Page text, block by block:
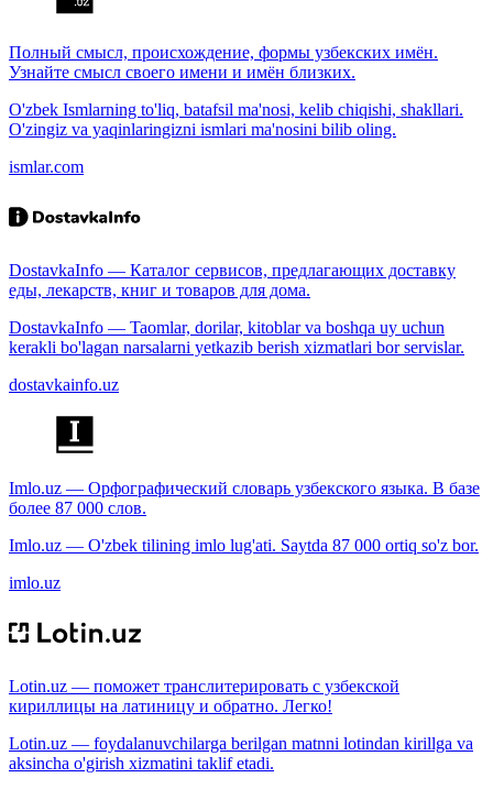
Полный смысл, происхождение, формы узбекских имён.
Узнайте смысл своего имени и имён близких.
O'zbek Ismlarning to'liq, batafsil ma'nosi, kelib chiqishi, shakllari.
O'zingiz va yaqinlaringizni ismlari ma'nosini bilib oling.
ismlar.com
DostavkaInfo — Каталог сервисов, предлагающих доставку
еды, лекарств, книг и товаров для дома.
DostavkaInfo — Taomlar, dorilar, kitoblar va boshqa uy uchun
kerakli bo'lagan narsalarni yetkazib berish xizmatlari bor servislar.
dostavkainfo.uz
Imlo.uz — Орфографический словарь узбекского языка. В базе
более 87 000 слов.
Imlo.uz — O'zbek tilining imlo lug'ati. Saytda 87 000 ortiq so'z bor.
imlo.uz
Lotin.uz — поможет транслитерировать с узбекской
кириллицы на латиницу и обратно. Легко!
Lotin.uz — foydalanuvchilarga berilgan matnni lotindan kirillga va
aksincha o'girish xizmatini taklif etadi.